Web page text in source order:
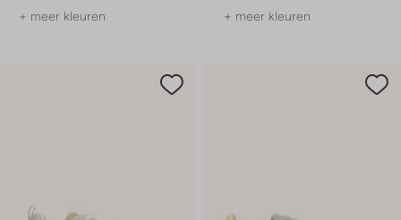
+ meer kleuren + meer kleuren